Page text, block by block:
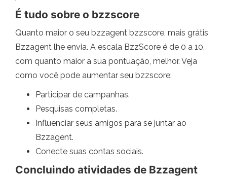
É tudo sobre o bzzscore
Quanto maior o seu bzzagent bzzscore, mais grátis
Bzzagent lhe envia. A escala BzzScore é de 0 a 10,
com quanto maior a sua pontuação, melhor. Veja
como você pode aumentar seu bzzscore:
Participar de campanhas.
Pesquisas completas.
Influenciar seus amigos para se juntar ao
Bzzagent.
Conecte suas contas sociais.
Concluindo atividades de Bzzagent